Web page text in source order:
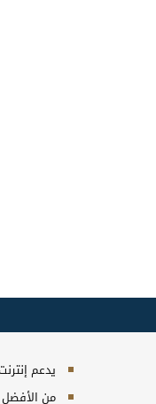
يدعم إنترنت إكسبلورر 10+,
من الأفضل